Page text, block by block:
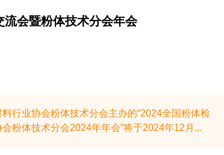
会暨粉体技术分会年会
行业协会粉体技术分会主办的“2024全国粉体检
粉体技术分会2024年年会”将于2024年12月...